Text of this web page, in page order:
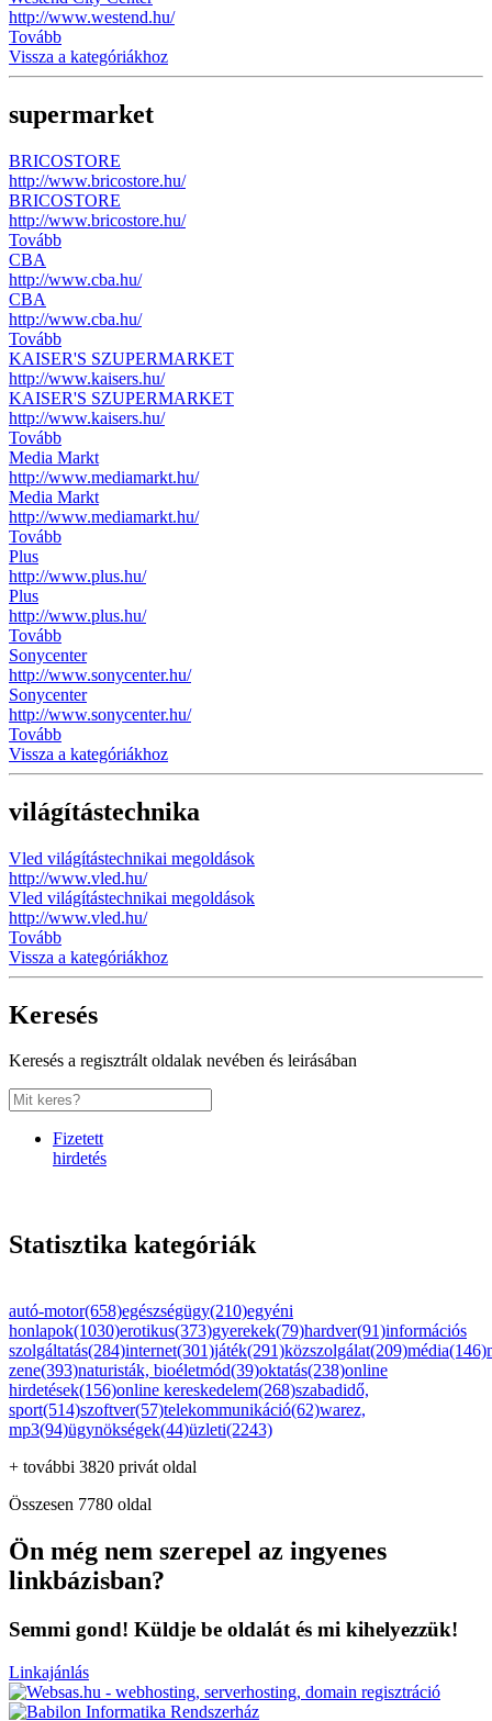
http://www.westend.hu/
Tovább
Vissza a kategóriákhoz
supermarket
BRICOSTORE
http://www.bricostore.hu/
BRICOSTORE
http://www.bricostore.hu/
Tovább
CBA
http://www.cba.hu/
CBA
http://www.cba.hu/
Tovább
KAISER'S SZUPERMARKET
http://www.kaisers.hu/
KAISER'S SZUPERMARKET
http://www.kaisers.hu/
Tovább
Media Markt
http://www.mediamarkt.hu/
Media Markt
http://www.mediamarkt.hu/
Tovább
Plus
http://www.plus.hu/
Plus
http://www.plus.hu/
Tovább
Sonycenter
http://www.sonycenter.hu/
Sonycenter
http://www.sonycenter.hu/
Tovább
Vissza a kategóriákhoz
világítástechnika
Vled világítástechnikai megoldások
http://www.vled.hu/
Vled világítástechnikai megoldások
http://www.vled.hu/
Tovább
Vissza a kategóriákhoz
Keresés
Keresés a regisztrált oldalak nevében és leirásában
Fizetett
hirdetés
Statisztika kategóriák
autó-motor(658)egészségügy(210)egyéni
honlapok(1030)erotikus(373)gyerekek(79)hardver(91)információs
szolgáltatás(284)internet(301)játék(291)közszolgálat(209)média(146)
zene(393)naturisták, bioéletmód(39)oktatás(238)online
hirdetések(156)online kereskedelem(268)szabadidő,
sport(514)szoftver(57)telekommunikáció(62)warez,
mp3(94)ügynökségek(44)üzleti(2243)
+ további 3820 privát oldal
Összesen 7780 oldal
Ön még nem szerepel az ingyenes
linkbázisban?
Semmi gond! Küldje be oldalát és mi kihelyezzük!
Linkajánlás